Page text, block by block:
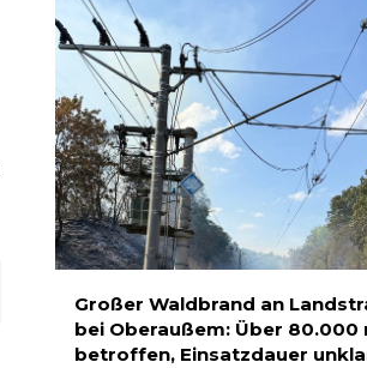
Großer Waldbrand an
bei Oberaußem: Über 80.000
betroffen, Einsatzdauer